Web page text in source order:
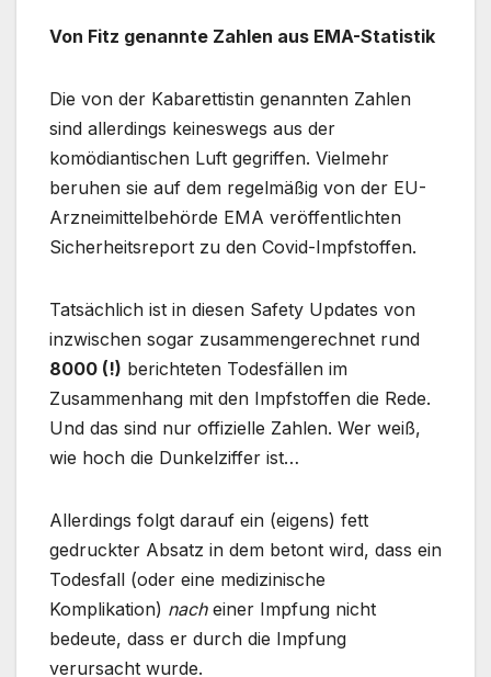
Von Fitz genannte Zahlen aus EMA-Statistik
Die von der Kabarettistin genannten Zahlen
sind allerdings keineswegs aus der
komödiantischen Luft gegriffen. Vielmehr
beruhen sie auf dem regelmäßig von der EU-
Arzneimittelbehörde EMA veröffentlichten
Sicherheitsreport zu den Covid-Impfstoffen.
Tatsächlich ist in diesen Safety Updates von
inzwischen sogar zusammengerechnet rund
8000 (!) berichteten Todesfällen im
Zusammenhang mit den Impfstoffen die Rede.
Und das sind nur offizielle Zahlen. Wer weiß,
wie hoch die Dunkelziffer ist…
Allerdings folgt darauf ein (eigens) fett
gedruckter Absatz in dem betont wird, dass ein
Todesfall (oder eine medizinische
Komplikation) nach einer Impfung nicht
bedeute, dass er durch die Impfung
verursacht wurde.